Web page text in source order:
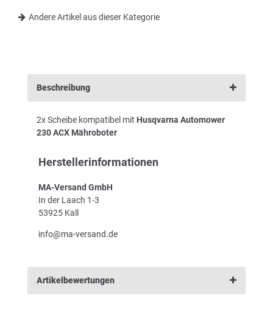
Andere Artikel aus dieser Kategorie
Beschreibung
2x Scheibe kompatibel mit Husqvarna Automower
230 ACX Mähroboter
Herstellerinformationen
MA-Versand GmbH
In der Laach 1-3
53925 Kall
info@ma-versand.de
Artikelbewertungen